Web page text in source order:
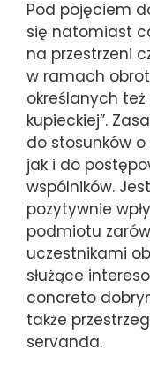
Pod pojęciem
się natomiast
na przestrzeni
w ramach
określanych
kupieckiej”.
do stosunków
jak i do
wspólników.
pozytywnie
podmiotu
uczestnikami
służące
concreto
także
servanda.